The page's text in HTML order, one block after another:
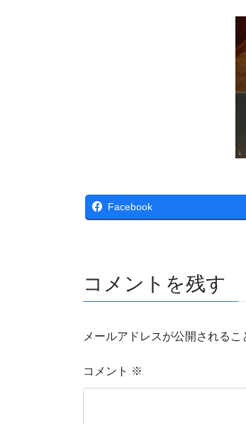
Facebook
コメントを残す
メールアドレスが公開されるこ
コメント ※